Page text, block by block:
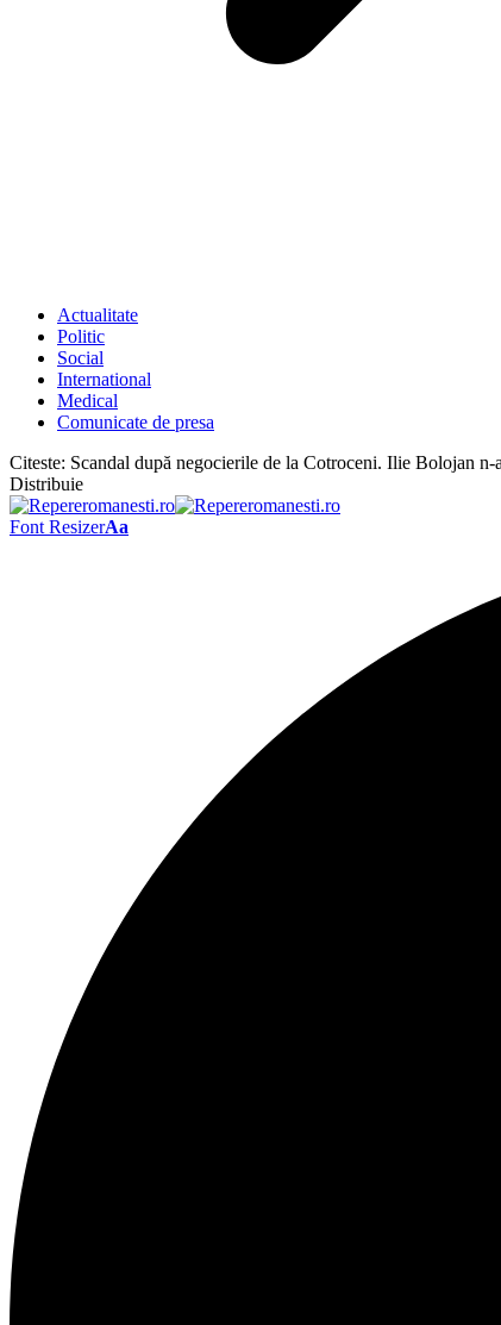
Actualitate
Politic
Social
International
Medical
Comunicate de presa
Citeste: Scandal după negocierile de la Cotroceni. Ilie Bolojan
Distribuie
Font ResizerAa